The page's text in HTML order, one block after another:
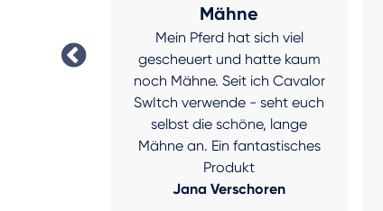
Mähne
Mein Pferd hat sich viel
gescheuert und hatte kaum
noch Mähne. Seit ich Cavalor
SwItch verwende - seht euch
selbst die schöne, lange
Mähne an. Ein fantastisches
Produkt
Jana Verschoren